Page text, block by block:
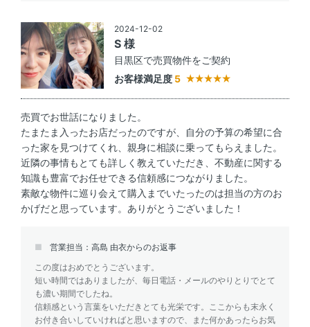
2024-12-02
S 様
目黒区で売買物件をご契約
お客様満足度 5
売買でお世話になりました。
たまたま入ったお店だったのですが、自分の予算の希望に合
った家を見つけてくれ、親身に相談に乗ってもらえました。
近隣の事情もとても詳しく教えていただき、不動産に関する
知識も豊富でお任せできる信頼感につながりました。
素敵な物件に巡り会えて購入までいたったのは担当の方のお
かげだと思っています。ありがとうございました！
営業担当：高島 由衣からのお返事
この度はおめでとうございます。
短い時間ではありましたが、毎日電話・メールのやりとりでとて
も濃い期間でしたね。
信頼感という言葉をいただきとても光栄です。ここからも末永く
お付き合いしていければと思いますので、また何かあったらお気